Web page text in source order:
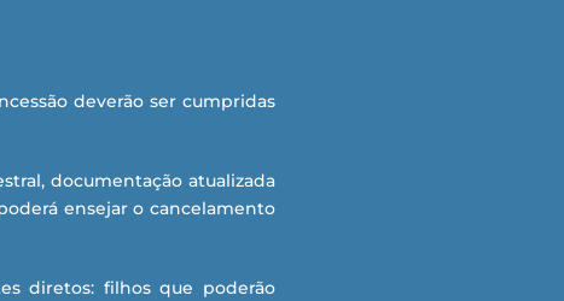
deverão ser cumpridas
documentação atualizada
ensejar o cancelamento
diretos: filhos que poderão